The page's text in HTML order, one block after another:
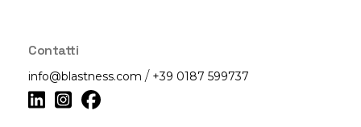
Contatti
info@blastness.com / +39 0187 599737